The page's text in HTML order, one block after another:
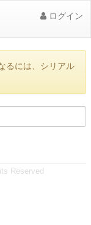
ログイン
るには、シリアル
Reserved